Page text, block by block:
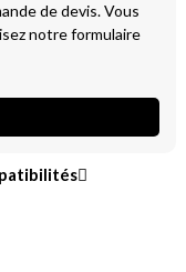
de devis. Vous
notre formulaire